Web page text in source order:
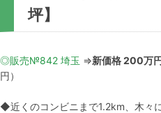
坪】
◎販売№842 埼玉 ⇒新価格 200万
円）
◆近くのコンビニまで1.2km、木々